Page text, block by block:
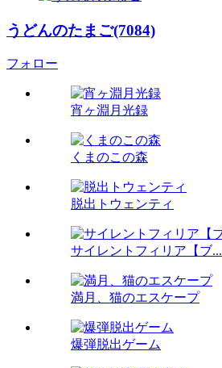
うどんのたまご(7084)
フォロー
宵ヶ淵月光録
くまのこの森
脱出トウェンティ
サイレントフィリア【ブ...
満月、猫のエスケープ
爆弾脱出ゲーム